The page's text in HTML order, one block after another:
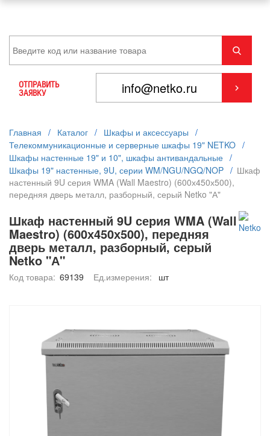
ОТПРАВИТЬ
ЗАЯВКУ
Главная / Каталог / Шкафы и аксессуары /
Телекоммуникационные и серверные шкафы 19" NETKO /
Шкафы настенные 19" и 10", шкафы антивандальные /
Шкафы 19" настенные, 9U, серии WM/NGU/NGQ/NOP / Шкаф
настенный 9U серия WMA (Wall Maestro) (600х450х500),
передняя дверь металл, разборный, серый Netko "А"
Шкаф настенный 9U серия WMA (Wall
Maestro) (600х450х500), передняя
дверь металл, разборный, серый
Netko "А"
Код товара: 69139 Ед.измерения: шт